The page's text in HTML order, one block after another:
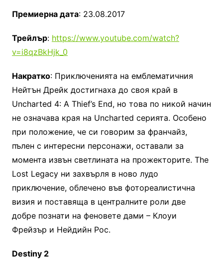
Премиерна дата: 23.08.2017
Трейлър: https://www.youtube.com/watch?
v=i8qzBkHjk_0
Накратко: Приключенията на емблематичния
Нейтън Дрейк достигнаха до своя край в
Uncharted 4: A Thief’s End, но това по никой начин
не означава края на Uncharted серията. Особено
при положение, че си говорим за франчайз,
пълен с интересни персонажи, оставали за
момента извън светлината на прожекторите. The
Lost Legacy ни захвърля в ново лудо
приключение, облечено във фотореалистична
визия и поставяща в централните роли две
добре познати на феновете дами – Клоуи
Фрейзър и Нейдийн Рос.
Destiny 2